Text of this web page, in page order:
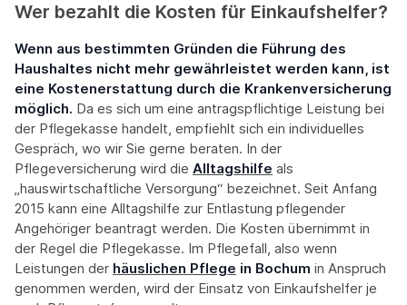
Wer bezahlt die Kosten für Einkaufshelfer?
Wenn aus bestimmten Gründen die Führung des
Haushaltes nicht mehr gewährleistet werden kann, ist
eine Kostenerstattung durch die Krankenversicherung
möglich. Da es sich um eine antragspflichtige Leistung bei
der Pflegekasse handelt, empfiehlt sich ein individuelles
Gespräch, wo wir Sie gerne beraten. In der
Pflegeversicherung wird die Alltagshilfe als
„hauswirtschaftliche Versorgung“ bezeichnet. Seit Anfang
2015 kann eine Alltagshilfe zur Entlastung pflegender
Angehöriger beantragt werden. Die Kosten übernimmt in
der Regel die Pflegekasse. Im Pflegefall, also wenn
Leistungen der häuslichen Pflege in Bochum in Anspruch
genommen werden, wird der Einsatz von Einkaufshelfer je